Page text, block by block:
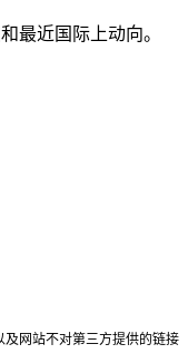
最近国际上动向。
及网站不对第三方提供的链接